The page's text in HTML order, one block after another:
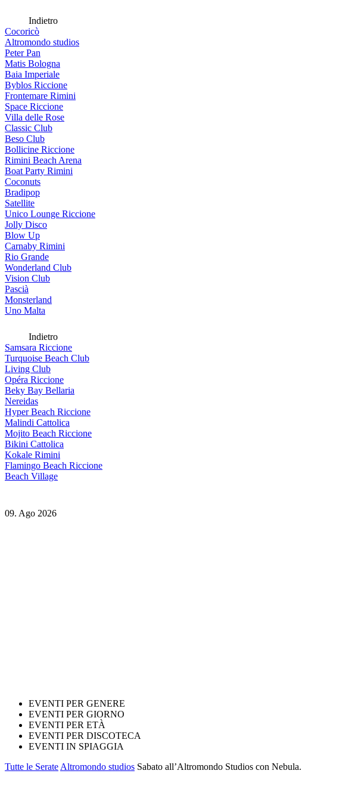
Indietro
Cocoricò
Altromondo studios
Peter Pan
Matis Bologna
Baia Imperiale
Byblos Riccione
Frontemare Rimini
Space Riccione
Villa delle Rose
Classic Club
Beso Club
Bollicine Riccione
Rimini Beach Arena
Boat Party Rimini
Coconuts
Bradipop
Satellite
Unico Lounge Riccione
Jolly Disco
Blow Up
Carnaby Rimini
Rio Grande
Wonderland Club
Vision Club
Pascià
Monsterland
Uno Malta
Indietro
Samsara Riccione
Turquoise Beach Club
Living Club
Opéra Riccione
Beky Bay Bellaria
Nereidas
Hyper Beach Riccione
Malindi Cattolica
Mojito Beach Riccione
Bikini Cattolica
Kokale Rimini
Flamingo Beach Riccione
Beach Village
09. Ago 2026
EVENTI PER GENERE
EVENTI PER GIORNO
EVENTI PER ETÀ
EVENTI PER DISCOTECA
EVENTI IN SPIAGGIA
Tutte le Serate Altromondo studios Sabato all’Altromondo Studios con Nebula.